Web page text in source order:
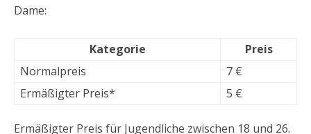
Dame:
Kategorie
Preis
Normalpreis
7 €
Ermäßigter Preis*
5 €
Ermäßigter Preis für Jugendliche zwischen 18 und 26.